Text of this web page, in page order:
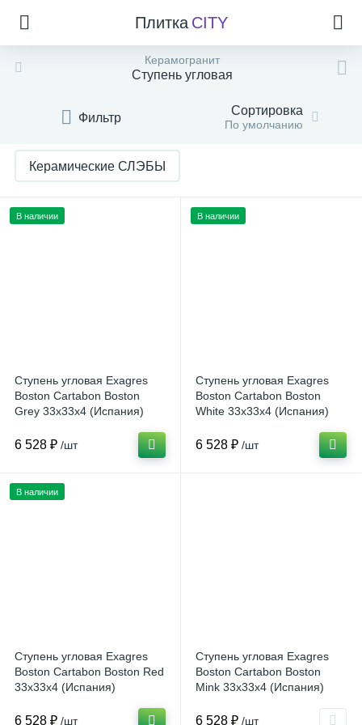
Плитка CITY
Керамогранит
Ступень угловая
Фильтр Сортировка
По умолчанию
Керамические СЛЭБЫ
В наличии
Ступень угловая Exagres
Boston Cartabon Boston
Grey 33x33x4 (Испания)
6 528 ₽ /шт
В наличии
Ступень угловая Exagres
Boston Cartabon Boston
White 33x33x4 (Испания)
6 528 ₽ /шт
В наличии
Ступень угловая Exagres
Boston Cartabon Boston Red
33x33x4 (Испания)
6 528 ₽ /шт
Ступень угловая Exagres
Boston Cartabon Boston
Mink 33x33x4 (Испания)
6 528 ₽ /шт